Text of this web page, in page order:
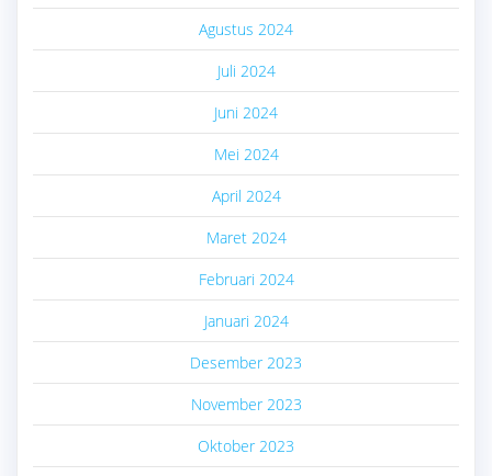
Agustus 2024
Juli 2024
Juni 2024
Mei 2024
April 2024
Maret 2024
Februari 2024
Januari 2024
Desember 2023
November 2023
Oktober 2023